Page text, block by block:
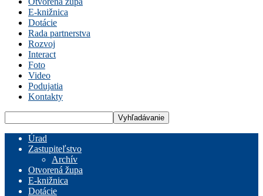
E-knižnica
Dotácie
Rada partnerstva
Rozvoj
Interact
Foto
Video
Podujatia
Kontakty
Úrad
Zastupiteľstvo
Archív
Otvorená župa
E-knižnica
Dotácie